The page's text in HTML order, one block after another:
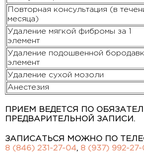
Повторная консультация (в
месяца)
Удаление мягкой фибромы за 1
элемент
Удаление подошвенной
элемент
Удаление сухой мозоли
Анестезия
ПРИЕМ ВЕДЕТСЯ ПО
ПРЕДВАРИТЕЛЬНОЙ ЗАПИСИ.
ЗАПИСАТЬСЯ МОЖНО ПО
8 (846) 231-27-04, 8 (937) 992-